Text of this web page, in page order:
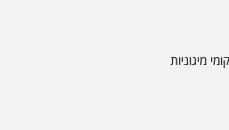
מיגוניות